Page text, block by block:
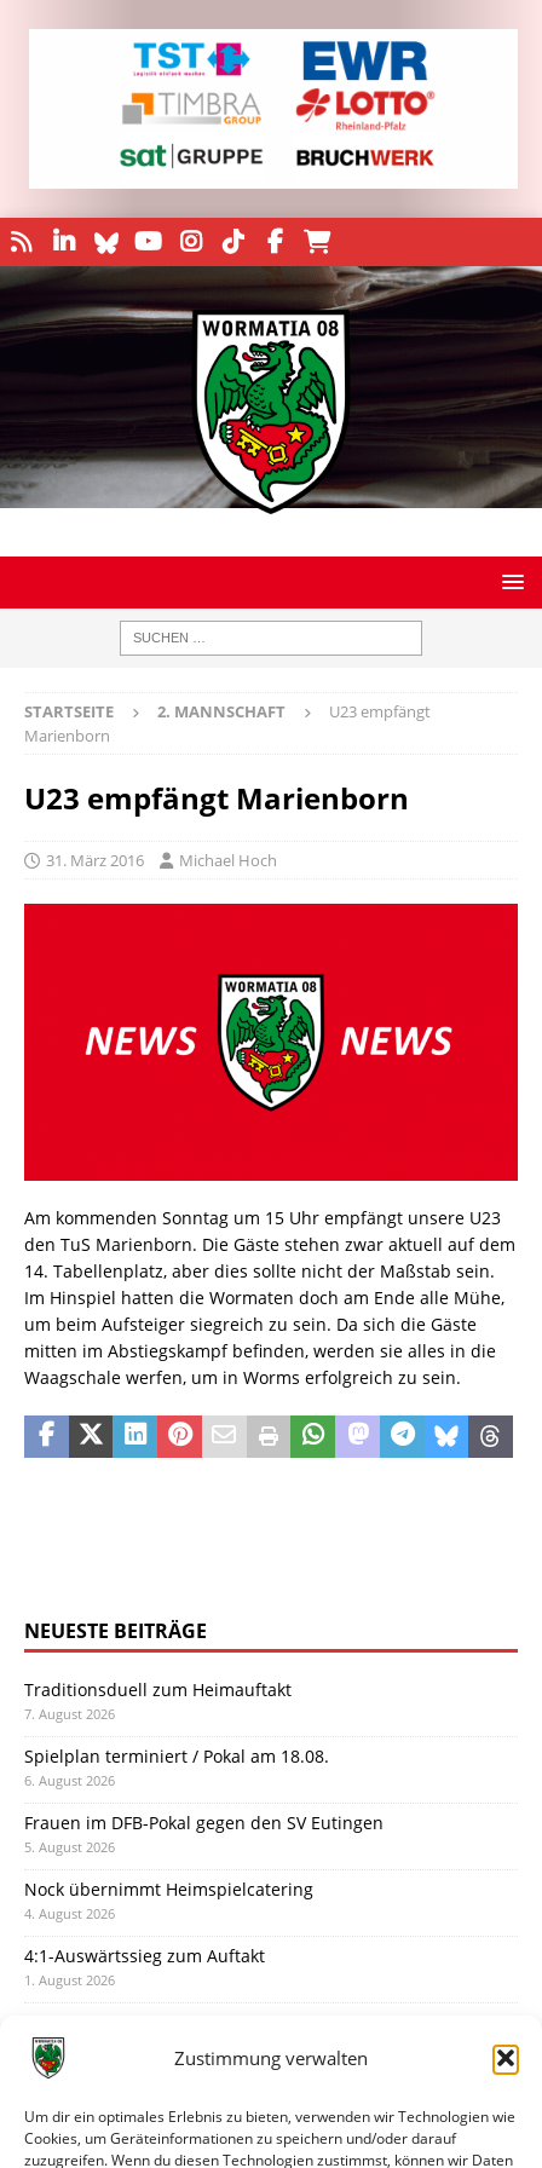
Zustimmung verwalten
Um dir ein optimales Erlebnis zu bieten, verwenden wir Technologien wie
Cookies, um Geräteinformationen zu speichern und/oder darauf
zuzugreifen. Wenn du diesen Technologien zustimmst, können wir Daten
STARTSEITE 2. MANNSCHAFT
U23 empfängt
Marienborn
U23 empfängt Marienborn
31. März 2016 Michael Hoch
Am kommenden Sonntag um 15 Uhr empfängt unsere U23
den TuS Marienborn. Die Gäste stehen zwar aktuell auf dem
14. Tabellenplatz, aber dies sollte nicht der Maßstab sein.
Im Hinspiel hatten die Wormaten doch am Ende alle Mühe,
um beim Aufsteiger siegreich zu sein. Da sich die Gäste
mitten im Abstiegskampf befinden, werden sie alles in die
Waagschale werfen, um in Worms erfolgreich zu sein.
NEUESTE BEITRÄGE
Traditionsduell zum Heimauftakt
7. August 2026
Spielplan terminiert / Pokal am 18.08.
6. August 2026
Frauen im DFB-Pokal gegen den SV Eutingen
5. August 2026
Nock übernimmt Heimspielcatering
4. August 2026
4:1-Auswärtssieg zum Auftakt
1. August 2026
31. Juli 2026
30. Juli 2026
Deine Spielminute: 89+1